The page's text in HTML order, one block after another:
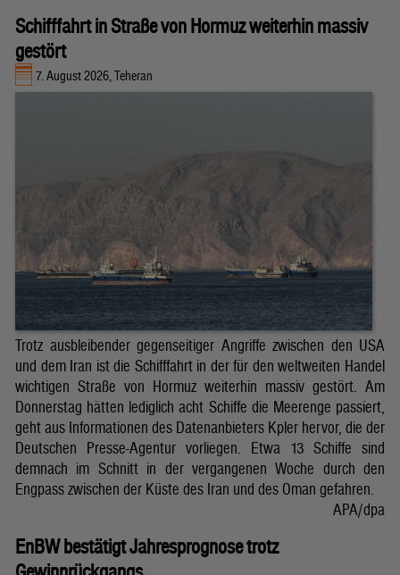
Schifffahrt in Straße von Hormuz weiterhin massiv
gestört
7. August 2026, Teheran
Trotz ausbleibender gegenseitiger Angriffe zwischen den USA
und dem Iran ist die Schifffahrt in der für den weltweiten Handel
wichtigen Straße von Hormuz weiterhin massiv gestört. Am
Donnerstag hätten lediglich acht Schiffe die Meerenge passiert,
geht aus Informationen des Datenanbieters Kpler hervor, die der
Deutschen Presse-Agentur vorliegen. Etwa 13 Schiffe sind
demnach im Schnitt in der vergangenen Woche durch den
Engpass zwischen der Küste des Iran und des Oman gefahren.
APA/dpa
EnBW bestätigt Jahresprognose trotz